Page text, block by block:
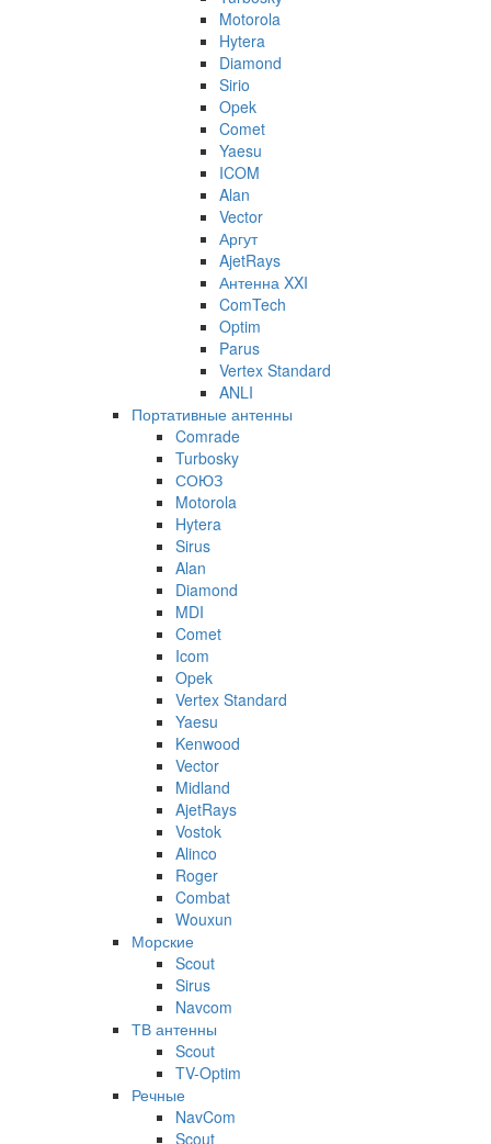
Motorola
Hytera
Diamond
Sirio
Opek
Comet
Yaesu
ICOM
Alan
Vector
Аргут
AjetRays
Антенна XXI
ComTech
Optim
Parus
Vertex Standard
ANLI
Портативные антенны
Comrade
Turbosky
СОЮЗ
Motorola
Hytera
Sirus
Alan
Diamond
MDI
Comet
Icom
Opek
Vertex Standard
Yaesu
Kenwood
Vector
Midland
AjetRays
Vostok
Alinco
Roger
Combat
Wouxun
Морские
Scout
Sirus
Navcom
ТВ антенны
Scout
TV-Optim
Речные
NavCom
Scout